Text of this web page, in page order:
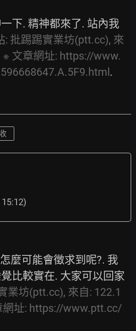
下. 精神都來了. 站內我
: 批踢踢實業坊(ptt.cc), 來
※ 文章網址: https://www.
.
麼可能會徵求到呢?. 我
比較實在. 大家可以回家
業坊(ptt.cc), 來自: 122.1
網址: https://www.ptt.cc/